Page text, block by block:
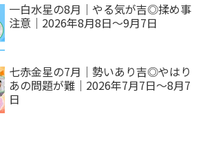
一白水星の8月｜やる気が吉◎揉め事
注意｜2026年8月8日～9月7日
七赤金星の7月｜勢いあり吉◎やはり
あの問題が難｜2026年7月7日～8月7
日